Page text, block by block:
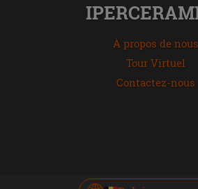
À propos de nous
Tour Virtuel
Contactez-nous